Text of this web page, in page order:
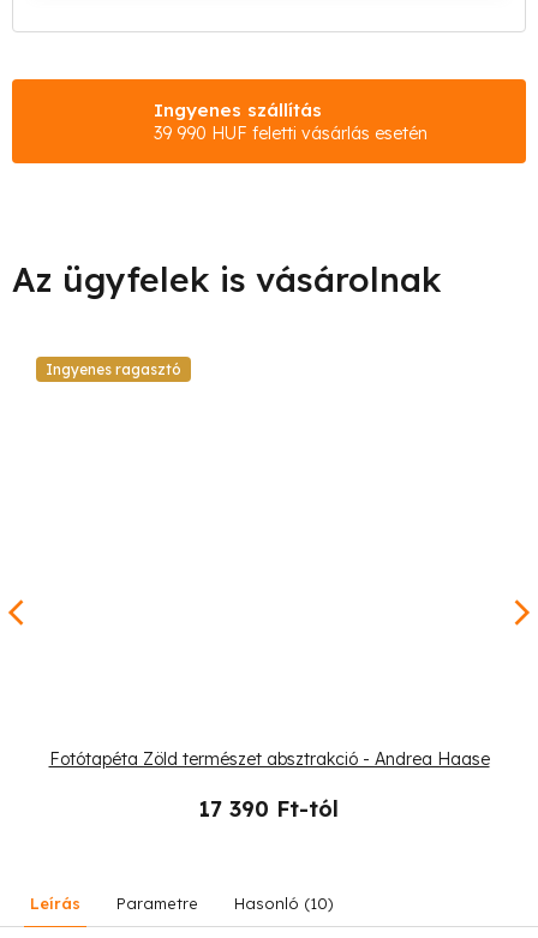
Ingyenes szállítás
39 990 HUF feletti vásárlás esetén
Ingyenes ragasztó
Fotótapéta Zöld természet absztrakció - Andrea Haase
17 390 Ft-tól
Leírás Parametre Hasonló (10)